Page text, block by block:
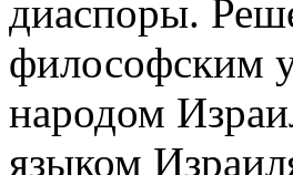
диаспоры.
философским
народом
языком